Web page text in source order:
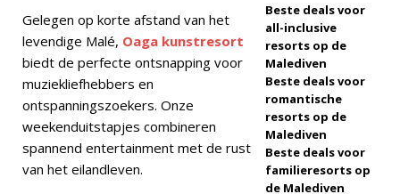
2025
SPECIALE
AANBIEDINGEN
[ 17 november
2025 ] Cinnamon
Hotels & Resorts
Gelegen op korte afstand van het
levendige Malé, Oaga kunstresort
biedt de perfecte ontsnapping voor
muziekliefhebbers en
ontspanningszoekers. Onze
weekenduitstapjes combineren
spannend entertainment met de rust
van het eilandleven.
Beste deals voor
all-inclusive
resorts op de
Malediven
Beste deals voor
romantische
resorts op de
Malediven
Beste deals voor
familieresorts op
de Malediven